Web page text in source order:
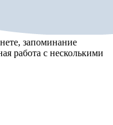
запоминание
работа с несколькими